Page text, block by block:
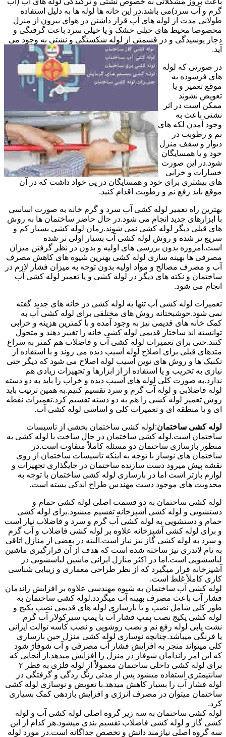
گرم و آب سرد)می باشد.در این خانه ها لوله ها به دلیل استفاده
طولانی مدت از لوله های آب قرار داشتن در هوای بیرون از منزل
مخصوصا محیط های خیلی خشک و یا خیلی سرد باعث گرفتگی و
دچار پوسیدگی و در قسمتی از لوله شکستگی و نشتی به وجود می
آید.
در صورتی که لوله
های فرسوده به
موقع تعمیر و یا
تعویض نشوند
ممکن است در اثر
نشتی باعث به
وجود آمدن لکه های
نم و رطوبت در
دیوار و سقف منزل
خود و یا همسایگان
شود.در این صورت
خسارات و خرابی
های بیشتری برای خود و همسایگان در پی خواد داشت که در آن
موقع باید رفع نم و رطوبت اقدام کنید.
بهترین راه تعمیر لوله کشی آب سرد و گرم خانه به صورت اساسی
با ابزارهای جدید انجام می شود.در حال حاضر ساختمان ها به روش
های قبلی دیگر لوله کشی نمی شوند.زمان لوله کشی بسیار کم و
سریع تر شده و روش لوله کشی آب بسیار اولی تر شده
است.امروزه بدون بررسی های اولیه و بدون در نظر گرفتن میزان
مصرفی ها بهینه سازی لوله کشی بهترین شیوه های کاهش مصرف
آب و مصرف مصالح و مواد اولیه بدون توجه به میزان فشار لازم در
ساختمان و نکته های دیگر در لوله کشی و یا تعمیر لوله کشی آب
انجام می شود.
تعمیرات لوله کشی آب تنها به لوله کشی در خانه های جدید گفته
نمی شود.خوشبختانه روش های مختلفی برای لوله کشی آب به
کمک خانه های قدیمی نیز به وجود آمده و با کمترین هزینه و خرابی
توانسته اند ساختار قدیمی لوله کشی خانه را تغییر دهند و متحول
کنند.حتی برای تعمیرات لوله کشی آب و فاضلاب هم کمتر به سراغ
متدهای قبلی برای اصلاح لوله آسیب دیده می روند و با استفاده از
تکنیک ها و روش های نوین آسیب لوله اصلاح می شود که دیگر حتی
نیازی به تخریب و یا استفاده از از ابزارها و تجهیزات زیادی هم
ندارد.به صورت کلی لوله های آسیب دیده و خراب را باید به دو دسته
لوله فاضلابی و لوله آب گرم و سرد تقسیم کنیم.به همین ترتیب باید
روش تعمیر لوله کشی را هم به دو دسته تقسیم کرد.تعمیرات نقطه
ای و یا منطقه ای و تعمیرات کلی و اساسی لوله کشی آب.
لوله کشی ساختمان:لوله کشی ساختمان بخشی از تاسیسات
ساختمان است.لوله کشی ساختمان در حال ساخت با لوله کشی به
منظور بازسازی ساختمان دو مسئله کاملاً متفاوت است.در
ساختمان های نوساز با توجه به اینکه تاسیسات ساختمان از روی
نقشه پیش میرود دست سازنده ساختمان در جایگذاری تجهیزات و
لوازم بازتر است اما در بازسازی لوله کشی ساختمان با توجه به
محدویت های موجود دست مهندس طراح اندکی بسته است.
لوله کشی ساختمان به دو قسمت اصلی لوله کشی حمام و
دستشویی و لوله کشی آشپزخانه تقسیم میشود.برای لوله کشی
حمام و دستشویی به لوله کشی آب گرم و سرد و فاضلاب نیاز است
و برای لوله کشی آشپزخانه علاوه بر لوله کشی فاضلاب و آب گرم
و سرد به لوله کشی گاز نیز نیاز است.البته در بعضی از منازل اتاقی
به نام لاندری نیز ساخته شده است که هدف از آن قرارگیری ماشین
لباسشویی است.اما در اکثر منازل ایرانی ماشین لباسشویی در
آشپزخانه قرار میگیرد که از نظر طراحی معماری و زیبایی شناسی
کاری کاملاً غلط است.
لوله کشی آب ساختمان به شیوه مهندسی علاوه بر افزایش راندمان
فشار آب باعث مصرف بهینه آب میگردد.لوله کشی ساختمان به
طور کلی شامل نصب و یا بازسازی لوله های قدیمی نصب پکیج و
لوله کشی پکیج نصب پمپ فشار آب یا پمپ سیرکولار آب گرم
نشت یابی لوله رفع نم و نصب روشویی و نصب کاسه توالت ایرانی
یا فرنگی میباشد.چنانچه نوسازی لوله کشی منزل حین بازسازی
کلی میتواند منجر به افزایش فشار آب مصرفی و آب شوفاژ شود
که این امر راندامان شوفاژ در منزل را افزایش میدهد.از آنجایی که
برای لوله کشی داخلی ساختمان معمولاً از لوله فلزی به قطر ۲
سانتیمتری استفاده میشود پس از مدتی زنگ زدگی و گرفتگی در
لوله فشار آب را بسیار کاهش میدهد.با تعویض و نوسازی لوله کشی
ساختمان میتوان در مصرف انرژی و افزایش بازدهی کمک بسیاری
کرد.
لوله کشی ساختمان به سه زیر گروه اصلی لوله کشی آب و لوله
کشی گاز و لوله کشی فاضلاب تقسیم بندی میشود.هر کدام از این
سه گروه اصلی نیازمند دانش و تخصص جداگانه است.در مورد لوله